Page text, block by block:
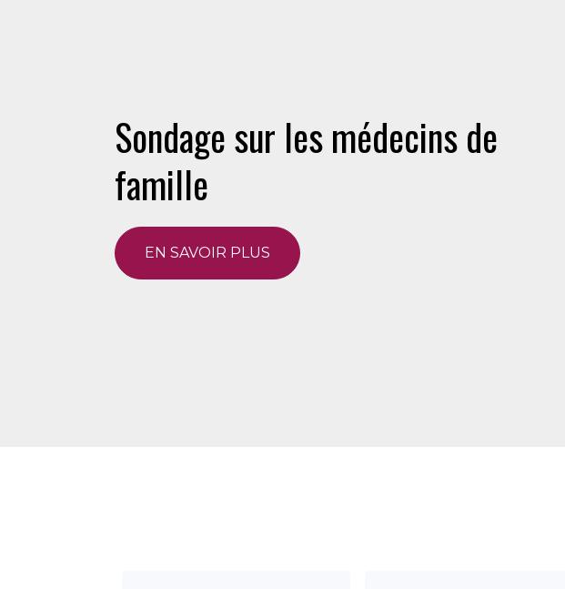
Sondage sur les médecins de
famille
EN SAVOIR PLUS